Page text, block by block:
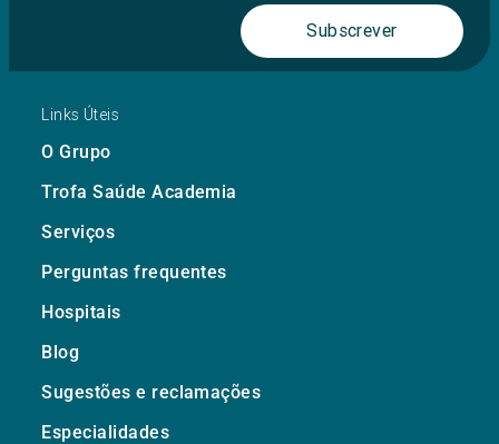
Subscrever
Links Úteis
O Grupo
Trofa Saúde Academia
Serviços
Perguntas frequentes
Hospitais
Blog
Sugestões e reclamações
Especialidades